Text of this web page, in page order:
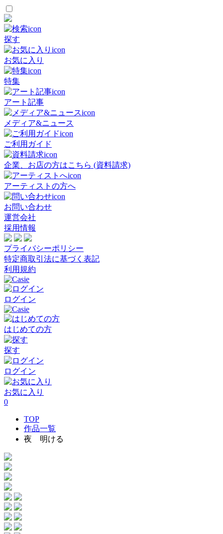
探す
お気に入り
特集
アート記事
メディア&ニュース
ご利用ガイド
企業、お店の方はこちら (資料請求)
アーティストの方へ
お問い合わせ
運営会社
採用情報
プライバシーポリシー
特定商取引法に基づく表記
利用規約
ログイン
はじめての方
探す
ログイン
お気に入り
0
TOP
作品一覧
夜 明ける